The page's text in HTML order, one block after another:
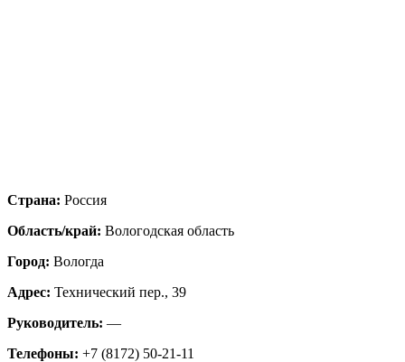
Страна: Россия
Область/край: Вологодская область
Город: Вологда
Адрес: Технический пер., 39
Руководитель: —
Телефоны: +7 (8172) 50-21-11